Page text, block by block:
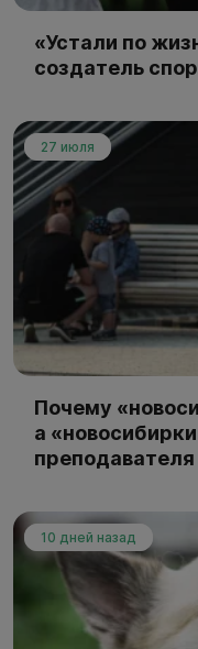
«Устали по
создатель
27 июля
Почему
а
10 дней назад